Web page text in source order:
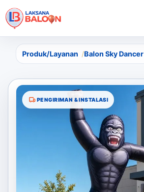
Produk/Layanan Balon Sky Dancer
PENGIRIMAN & INSTALASI